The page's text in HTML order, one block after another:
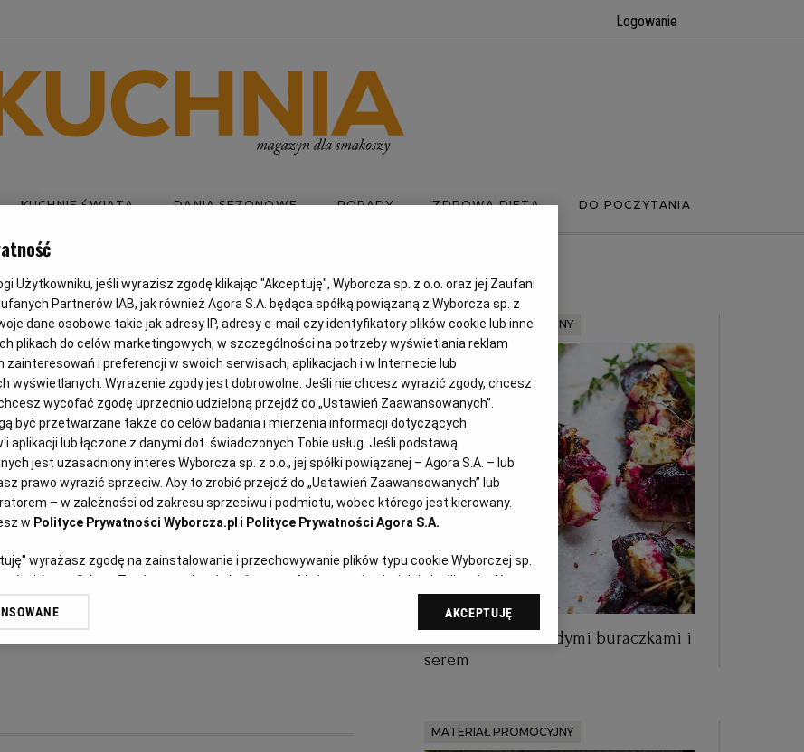
Logowanie
KUCHNIE ŚWIATA DANIA SEZONOWE PORADY ZDROWA DIETA DO POCZYTANIA
PAK
Piwowarska
choy - jak się zabrać za
kapustę?
MATERIAŁ PROMOCYJNY
Letnia tarta z młodymi buraczkami i
serem
MATERIAŁ PROMOCYJNY
Użytkowniku, jeśli wyrazisz zgodę klikając "Akceptuję", Wyborcza sp. z o.o. oraz jej Zaufani
Partnerów IAB, jak również Agora S.A. będąca spółką powiązaną z Wyborcza sp. z
dane osobowe takie jak adresy IP, adresy e-mail czy identyfikatory plików cookie lub inne
plikach do celów marketingowych, w szczególności na potrzeby wyświetlania reklam
zainteresowań i preferencji w swoich serwisach, aplikacjach i w Internecie lub
wyświetlanych. Wyrażenie zgody jest dobrowolne. Jeśli nie chcesz wyrazić zgody, chcesz
wycofać zgodę uprzednio udzieloną przejdź do „Ustawień Zaawansowanych”.
być przetwarzane także do celów badania i mierzenia informacji dotyczących
aplikacji lub łączone z danymi dot. świadczonych Tobie usług. Jeśli podstawą
jest uzasadniony interes Wyborcza sp. z o.o., jej spółki powiązanej – Agora S.A. – lub
prawo wyrazić sprzeciw. Aby to zrobić przejdź do „Ustawień Zaawansowanych” lub
– w zależności od zakresu sprzeciwu i podmiotu, wobec którego jest kierowany.
w Polityce Prywatności Wyborcza.pl i Polityce Prywatności Agora S.A.
wyrażasz zgodę na zainstalowanie i przechowywanie plików typu cookie Wyborczej sp.
i Agora S.A. na Twoim urządzeniu końcowym. Możesz też w każdej chwili zmienić
cookie, ponownie wywołując narzędzie do zarządzania Twoimi preferencjami dot.
odnośnik „Ustawienia prywatności” w stopce serwisu i przechodząc do sekcji
i Agora S.A. możemy przetwarzać dane osobowe w następujących celach:
Aktywne skanowanie charakterystyki urządzenia do celów identyfikacji.
AKCEPTUJĘ